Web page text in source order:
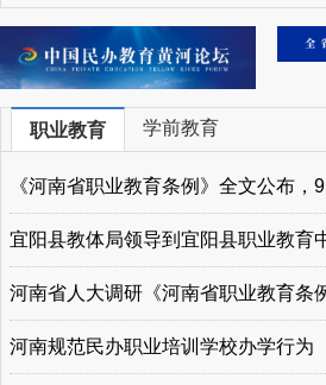
职业教育 学前教育
《河南省职业教育条例》全文公布，
宜阳县教体局领导到宜阳县职业教育
河南省人大调研《河南省职业教育条
河南规范民办职业培训学校办学行为